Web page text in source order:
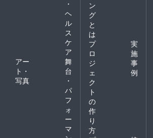
・
ヘ
ル
ス
ケ
ア
アー
ト・
写真
舞
台
・
パ
フ
ォ
ー
マ
ン
グ
と
は
プ
ロ
ジ
ェ
ク
ト
の
作
り
方
実
施
事
例